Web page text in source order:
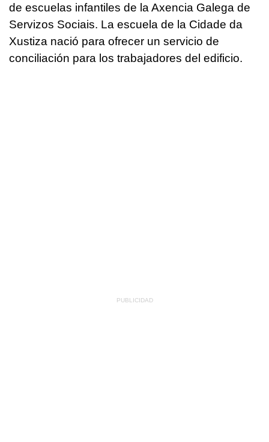
de escuelas infantiles de la Axencia Galega de
Servizos Sociais. La escuela de la Cidade da
Xustiza nació para ofrecer un servicio de
conciliación para los trabajadores del edificio.